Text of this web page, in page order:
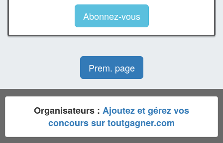
Abonnez-vous
Prem. page
Organisateurs : Ajoutez et gérez vos
concours sur toutgagner.com